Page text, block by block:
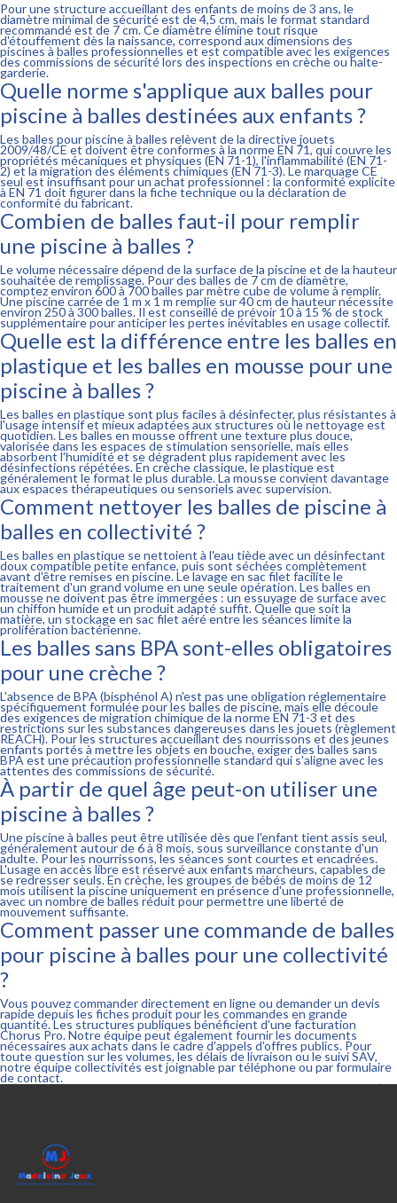
Pour une structure accueillant des enfants de moins de 3 ans, le
diamètre minimal de sécurité est de 4,5 cm, mais le format standard
recommandé est de 7 cm. Ce diamètre élimine tout risque
d'étouffement dès la naissance, correspond aux dimensions des
piscines à balles professionnelles et est compatible avec les exigences
des commissions de sécurité lors des inspections en crèche ou halte-
garderie.
Quelle norme s'applique aux balles pour
piscine à balles destinées aux enfants ?
Les balles pour piscine à balles relèvent de la directive jouets
2009/48/CE et doivent être conformes à la norme EN 71, qui couvre les
propriétés mécaniques et physiques (EN 71-1), l'inflammabilité (EN 71-
2) et la migration des éléments chimiques (EN 71-3). Le marquage CE
seul est insuffisant pour un achat professionnel : la conformité explicite
à EN 71 doit figurer dans la fiche technique ou la déclaration de
conformité du fabricant.
Combien de balles faut-il pour remplir
une piscine à balles ?
Le volume nécessaire dépend de la surface de la piscine et de la hauteur
souhaitée de remplissage. Pour des balles de 7 cm de diamètre,
comptez environ 600 à 700 balles par mètre cube de volume à remplir.
Une piscine carrée de 1 m x 1 m remplie sur 40 cm de hauteur nécessite
environ 250 à 300 balles. Il est conseillé de prévoir 10 à 15 % de stock
supplémentaire pour anticiper les pertes inévitables en usage collectif.
Quelle est la différence entre les balles en
plastique et les balles en mousse pour une
piscine à balles ?
Les balles en plastique sont plus faciles à désinfecter, plus résistantes à
l'usage intensif et mieux adaptées aux structures où le nettoyage est
quotidien. Les balles en mousse offrent une texture plus douce,
valorisée dans les espaces de stimulation sensorielle, mais elles
absorbent l'humidité et se dégradent plus rapidement avec les
désinfections répétées. En crèche classique, le plastique est
généralement le format le plus durable. La mousse convient davantage
aux espaces thérapeutiques ou sensoriels avec supervision.
Comment nettoyer les balles de piscine à
balles en collectivité ?
Les balles en plastique se nettoient à l'eau tiède avec un désinfectant
doux compatible petite enfance, puis sont séchées complètement
avant d'être remises en piscine. Le lavage en sac filet facilite le
traitement d'un grand volume en une seule opération. Les balles en
mousse ne doivent pas être immergées : un essuyage de surface avec
un chiffon humide et un produit adapté suffit. Quelle que soit la
matière, un stockage en sac filet aéré entre les séances limite la
prolifération bactérienne.
Les balles sans BPA sont-elles obligatoires
pour une crèche ?
L'absence de BPA (bisphénol A) n'est pas une obligation réglementaire
spécifiquement formulée pour les balles de piscine, mais elle découle
des exigences de migration chimique de la norme EN 71-3 et des
restrictions sur les substances dangereuses dans les jouets (règlement
REACH). Pour les structures accueillant des nourrissons et des jeunes
enfants portés à mettre les objets en bouche, exiger des balles sans
BPA est une précaution professionnelle standard qui s'aligne avec les
attentes des commissions de sécurité.
À partir de quel âge peut-on utiliser une
piscine à balles ?
Une piscine à balles peut être utilisée dès que l'enfant tient assis seul,
généralement autour de 6 à 8 mois, sous surveillance constante d'un
adulte. Pour les nourrissons, les séances sont courtes et encadrées.
L'usage en accès libre est réservé aux enfants marcheurs, capables de
se redresser seuls. En crèche, les groupes de bébés de moins de 12
mois utilisent la piscine uniquement en présence d'une professionnelle,
avec un nombre de balles réduit pour permettre une liberté de
mouvement suffisante.
Comment passer une commande de balles
pour piscine à balles pour une collectivité
?
Vous pouvez commander directement en ligne ou demander un devis
rapide depuis les fiches produit pour les commandes en grande
quantité. Les structures publiques bénéficient d'une facturation
Chorus Pro. Notre équipe peut également fournir les documents
nécessaires aux achats dans le cadre d'appels d'offres publics. Pour
toute question sur les volumes, les délais de livraison ou le suivi SAV,
notre équipe collectivités est joignable par téléphone ou par formulaire
de contact.
 